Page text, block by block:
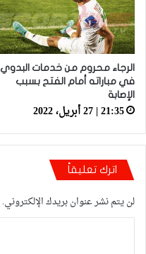
الرجاء محروم من خدمات البدوي
في مباراته أمام الفتح بسبب
الإصابة
21:35 | 27 أبريل، 2022
اترك تعليقاً
لن يتم نشر عنوان بريدك الإلكتروني.